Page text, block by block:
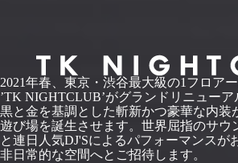
2021年春、東京・渋谷最大級の1フロア
’TK NIGHTCLUB’がグランドリニューア
黒と金を基調とした斬新かつ豪華な内装
遊び場を誕生させます。世界屈指のサウ
と連日人気DJ'Sによるパフォーマンスが
非日常的な空間へとご招待します。